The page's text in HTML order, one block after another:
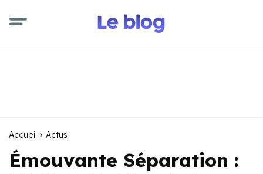
Accueil Actus
Émouvante Séparation :